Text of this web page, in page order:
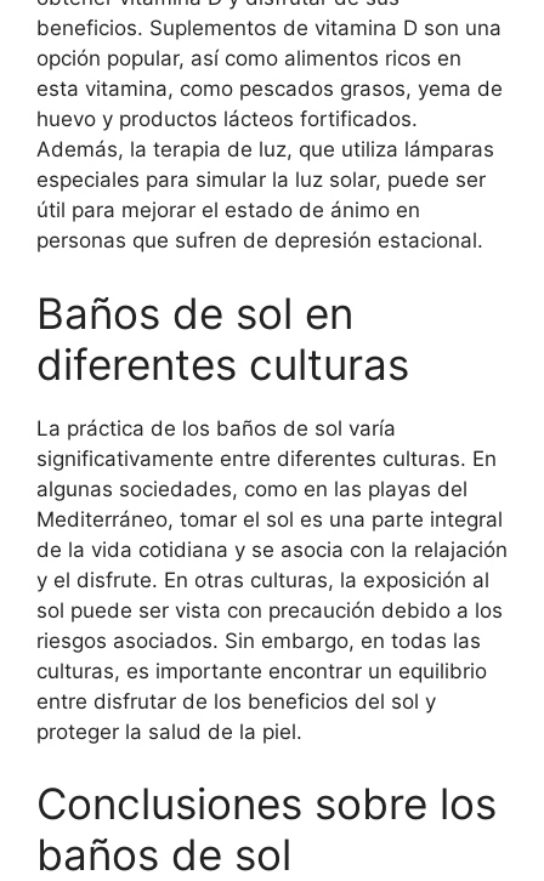
beneficios. Suplementos de vitamina D son una
opción popular, así como alimentos ricos en
esta vitamina, como pescados grasos, yema de
huevo y productos lácteos fortificados.
Además, la terapia de luz, que utiliza lámparas
especiales para simular la luz solar, puede ser
útil para mejorar el estado de ánimo en
personas que sufren de depresión estacional.
Baños de sol en
diferentes culturas
La práctica de los baños de sol varía
significativamente entre diferentes culturas. En
algunas sociedades, como en las playas del
Mediterráneo, tomar el sol es una parte integral
de la vida cotidiana y se asocia con la relajación
y el disfrute. En otras culturas, la exposición al
sol puede ser vista con precaución debido a los
riesgos asociados. Sin embargo, en todas las
culturas, es importante encontrar un equilibrio
entre disfrutar de los beneficios del sol y
proteger la salud de la piel.
Conclusiones sobre los
baños de sol